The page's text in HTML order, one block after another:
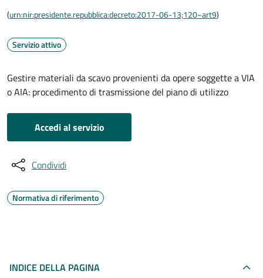
(urn:nir:presidente.repubblica:decreto:2017-06-13;120~art9)
Servizio attivo
Gestire materiali da scavo provenienti da opere soggette a VIA
o AIA: procedimento di trasmissione del piano di utilizzo
Accedi al servizio
Condividi
Normativa di riferimento
INDICE DELLA PAGINA